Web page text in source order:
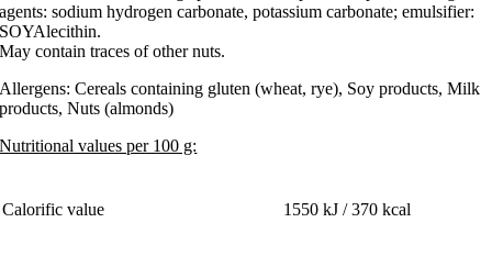
agents: sodium hydrogen carbonate, potassium carbonate; emulsifier:
SOYAlecithin.
May contain traces of other nuts.
Allergens: Cereals containing gluten (wheat, rye), Soy products, Milk
products, Nuts (almonds)
Nutritional values per 100 g:
Calorific value 1550 kJ / 370 kcal